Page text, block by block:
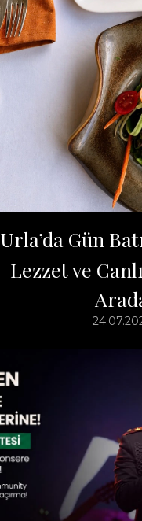
Urla’da Gün
Lezzet ve